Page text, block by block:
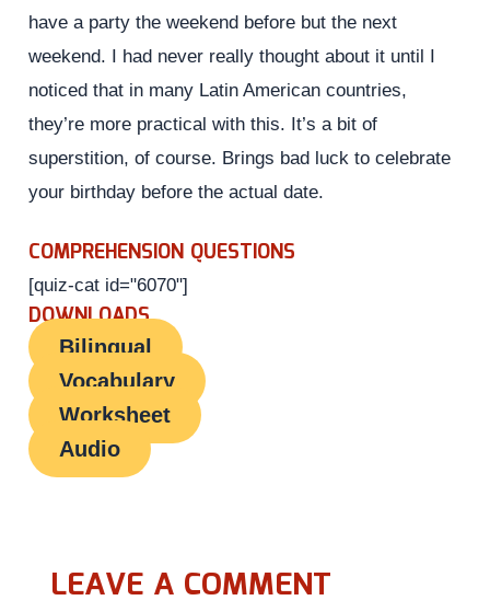
have a party the weekend before but the next
weekend. I had never really thought about it until I
noticed that in many Latin American countries,
they’re more practical with this. It’s a bit of
superstition, of course. Brings bad luck to celebrate
your birthday before the actual date.
COMPREHENSION QUESTIONS
[quiz-cat id="6070"]
DOWNLOADS
Bilingual
Vocabulary
Worksheet
Audio
LEAVE A COMMENT